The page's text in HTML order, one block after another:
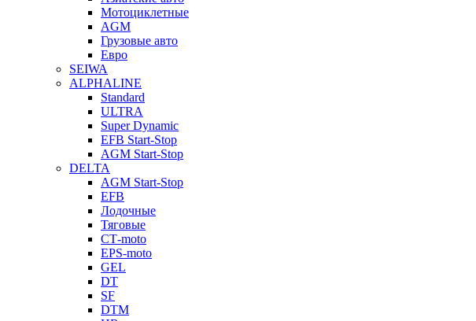
Мотоциклетные
AGM
Грузовые авто
Евро
SEIWA
ALPHALINE
Standard
ULTRA
Super Dynamic
EFB Start-Stop
AGM Start-Stop
DELTA
AGM Start-Stop
EFB
Лодочные
Тяговые
СТ-moto
EPS-moto
GEL
DT
SF
DTM